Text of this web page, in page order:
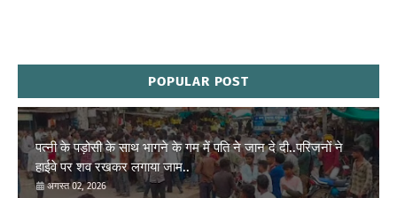
POPULAR POST
पत्नी के पड़ोसी के साथ भागने के गम में पति ने जान दे दी..परिजनों ने
हाईवे पर शव रखकर लगाया जाम..
अगस्त 02, 2026